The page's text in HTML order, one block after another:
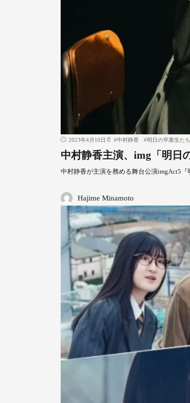
2023年4月10日 #中村静香 #明日の卒業生たち
中村静香主演、img「明日
中村静香が主演を務める舞台公演imgAct5
Hajime Minamoto